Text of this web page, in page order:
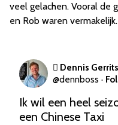
veel gelachen. Vooral de
en Rob waren vermakelijk.
 Dennis
@dennboss ·
Ik wil een heel
een Chinese Taxi